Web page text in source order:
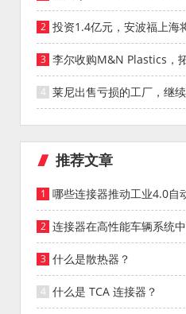
投资1.4亿元，安波福上海
能仓库
李尔收购M&N Plastics，
统业务
莱尼出售亏损的工厂，继
投资者
推荐文章
哪些连接器推动工业4.0自
连接器在高性能车辆系统
什么是散热器？
什么是 TCA 连接器？